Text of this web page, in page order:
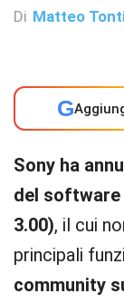
Di Matteo
G
Sony ha
del software
3.00), il cui
principali
community